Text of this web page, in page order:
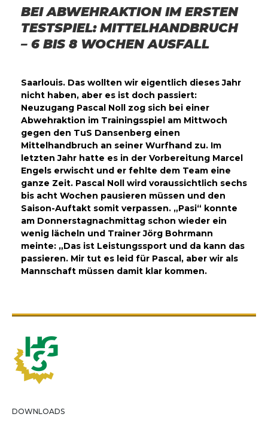
BEI ABWEHRAKTION IM ERSTEN
TESTSPIEL: MITTELHANDBRUCH
– 6 BIS 8 WOCHEN AUSFALL
Saarlouis. Das wollten wir eigentlich dieses Jahr
nicht haben, aber es ist doch passiert:
Neuzugang Pascal Noll zog sich bei einer
Abwehraktion im Trainingsspiel am Mittwoch
gegen den TuS Dansenberg einen
Mittelhandbruch an seiner Wurfhand zu. Im
letzten Jahr hatte es in der Vorbereitung Marcel
Engels erwischt und er fehlte dem Team eine
ganze Zeit. Pascal Noll wird voraussichtlich sechs
bis acht Wochen pausieren müssen und den
Saison-Auftakt somit verpassen. „Pasi“ konnte
am Donnerstagnachmittag schon wieder ein
wenig lächeln und Trainer Jörg Bohrmann
meinte: „Das ist Leistungssport und da kann das
passieren. Mir tut es leid für Pascal, aber wir als
Mannschaft müssen damit klar kommen.
DOWNLOADS